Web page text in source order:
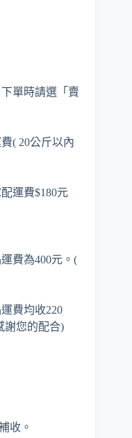
單時請選「賣
( 20公斤以內
運費$180元
費為400元。(
費均收220
謝您的配合)
收。